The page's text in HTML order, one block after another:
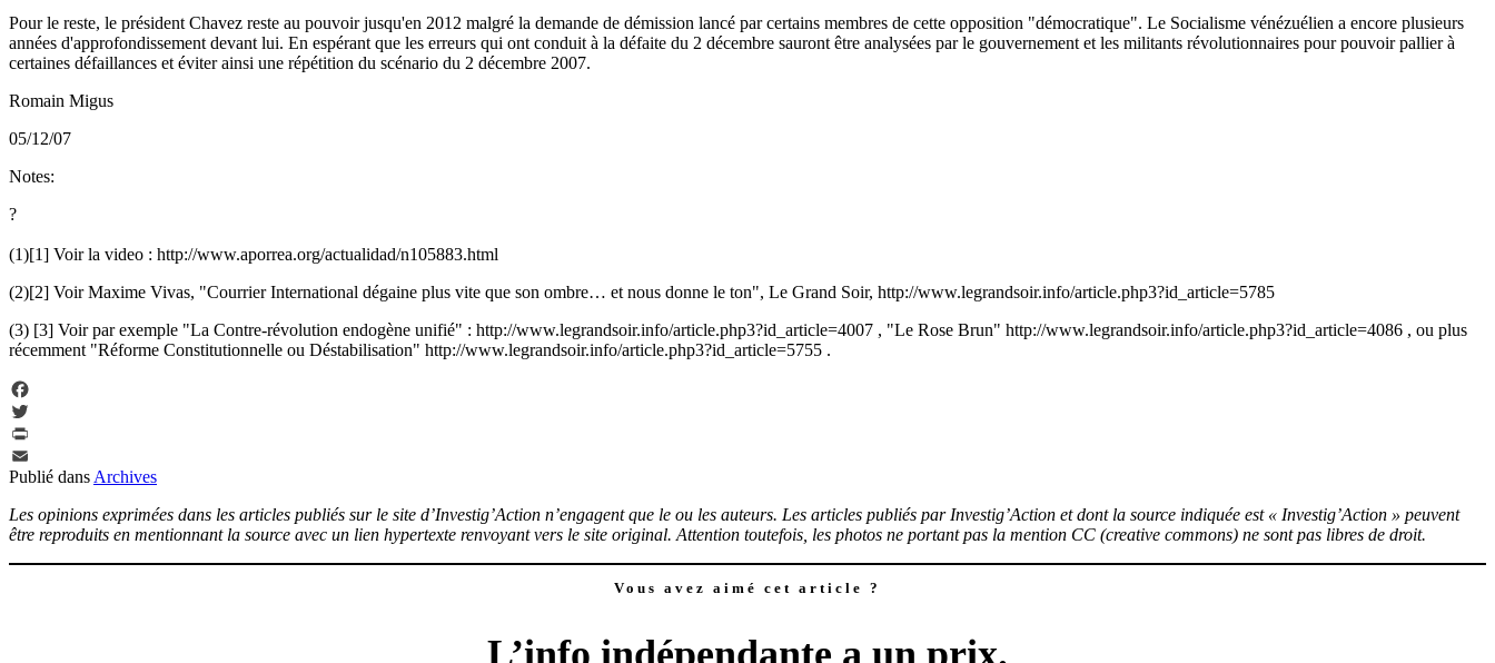
Pour le reste, le président Chavez reste au pouvoir jusqu'en 2012 malgré la demande de démission lancé par certains membres de cette opposition "démocratique". Le Socialisme vénézuélien a encore plusieurs
années d'approfondissement devant lui. En espérant que les erreurs qui ont conduit à la défaite du 2 décembre sauront être analysées par le gouvernement et les militants révolutionnaires pour pouvoir pallier à
certaines défaillances et éviter ainsi une répétition du scénario du 2 décembre 2007.
Romain Migus
05/12/07
Notes:
?
(1)[1] Voir la video : http://www.aporrea.org/actualidad/n105883.html
(2)[2] Voir Maxime Vivas, "Courrier International dégaine plus vite que son ombre… et nous donne le ton", Le Grand Soir, http://www.legrandsoir.info/article.php3?id_article=5785
(3) [3] Voir par exemple "La Contre-révolution endogène unifié" : http://www.legrandsoir.info/article.php3?id_article=4007 , "Le Rose Brun" http://www.legrandsoir.info/article.php3?id_article=4086 , ou plus
récemment "Réforme Constitutionnelle ou Déstabilisation" http://www.legrandsoir.info/article.php3?id_article=5755 .
Facebook
Twitter
PrintFriendly
Email
Publié dans Archives
Les opinions exprimées dans les articles publiés sur le site d’Investig’Action n’engagent que le ou les auteurs. Les articles publiés par Investig’Action et dont la source indiquée est « Investig’Action » peuvent
être reproduits en mentionnant la source avec un lien hypertexte renvoyant vers le site original. Attention toutefois, les photos ne portant pas la mention CC (creative commons) ne sont pas libres de droit.
Vous avez aimé cet article ?
L’info indépendante a un prix.